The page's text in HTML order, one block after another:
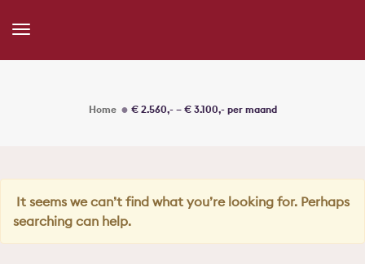
Toggle
Home € 2.560,- – € 3.100,- per maand
It seems we can’t find what you’re looking for. Perhaps
searching can help.